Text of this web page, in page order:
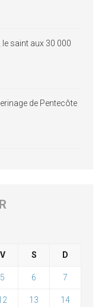
saint aux 30 000
de Pentecôte
V S D
5 6 7
13 14